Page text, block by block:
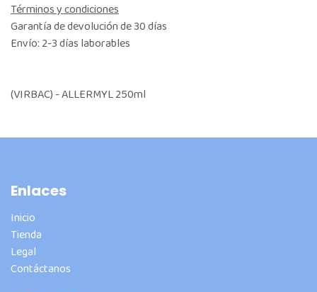
Términos y condiciones
Garantía de devolución de 30 días
Envío: 2-3 días laborables
(VIRBAC) - ALLERMYL 250ml
Enlaces
Inicio
Tienda
Legal
Contáctanos